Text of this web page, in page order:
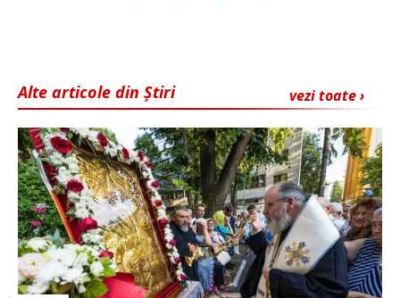
vezi toate ›
Alte articole din Știri